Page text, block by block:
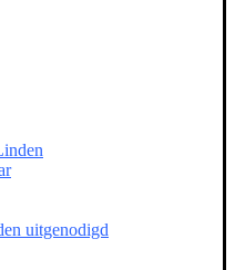
uitgenodigd